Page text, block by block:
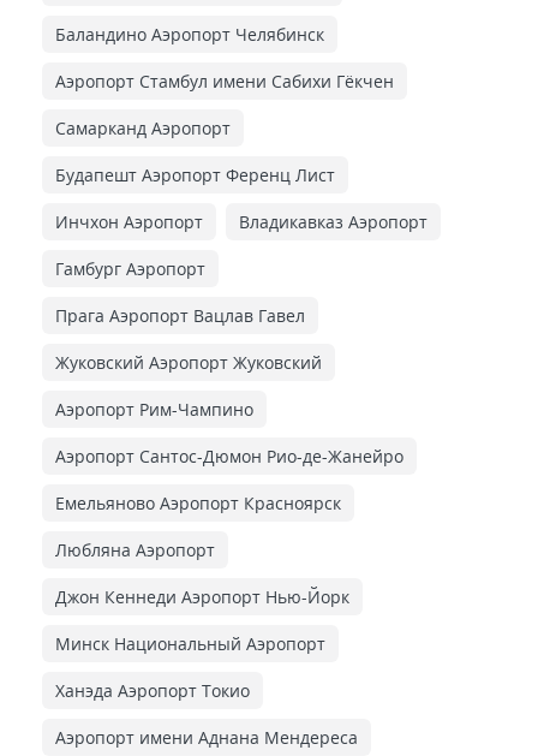
Баландино Аэропорт Челябинск
Аэропорт Стамбул имени Сабихи Гёкчен
Самарканд Аэропорт
Будапешт Аэропорт Ференц Лист
Инчхон Аэропорт Владикавказ Аэропорт
Гамбург Аэропорт
Прага Аэропорт Вацлав Гавел
Жуковский Аэропорт Жуковский
Аэропорт Рим-Чампино
Аэропорт Сантос-Дюмон Рио-де-Жанейро
Емельяново Аэропорт Красноярск
Любляна Аэропорт
Джон Кеннеди Аэропорт Нью-Йорк
Минск Национальный Аэропорт
Ханэда Аэропорт Токио
Аэропорт имени Аднана Мендереса